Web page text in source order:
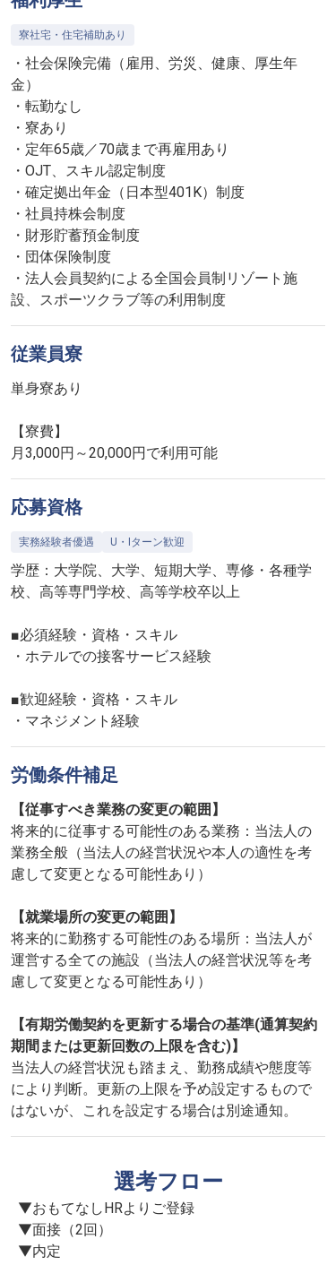
寮社宅・住宅補助あり
・社会保険完備（雇用、労災、健康、厚生年
金）
・転勤なし
・寮あり
・定年65歳／70歳まで再雇用あり
・OJT、スキル認定制度
・確定拠出年金（日本型401K）制度
・社員持株会制度
・財形貯蓄預金制度
・団体保険制度
・法人会員契約による全国会員制リゾート施
設、スポーツクラブ等の利用制度
従業員寮
単身寮あり
【寮費】
月3,000円～20,000円で利用可能
応募資格
実務経験者優遇 U・Iターン歓迎
学歴：大学院、大学、短期大学、専修・各種学
校、高等専門学校、高等学校卒以上
■必須経験・資格・スキル
・ホテルでの接客サービス経験
■歓迎経験・資格・スキル
・マネジメント経験
労働条件補足
【従事すべき業務の変更の範囲】
将来的に従事する可能性のある業務：当法人の
業務全般（当法人の経営状況や本人の適性を考
慮して変更となる可能性あり）
【就業場所の変更の範囲】
将来的に勤務する可能性のある場所：当法人が
運営する全ての施設（当法人の経営状況等を考
慮して変更となる可能性あり）
【有期労働契約を更新する場合の基準(通算契約
期間または更新回数の上限を含む)】
当法人の経営状況も踏まえ、勤務成績や態度等
により判断。更新の上限を予め設定するもので
はないが、これを設定する場合は別途通知。
選考フロー
▼おもてなしHRよりご登録
▼面接（2回）
▼内定